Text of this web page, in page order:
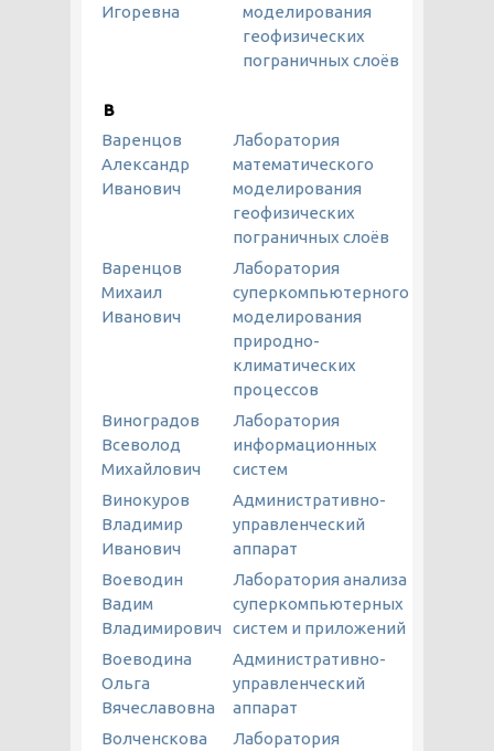
Игоревна
моделирования
геофизических
пограничных слоёв
В
Варенцoв
Александр
Иванович
Лаборатория
математического
моделирования
геофизических
пограничных слоёв
Варенцов
Михаил
Иванович
Лаборатория
суперкомпьютерного
моделирования
природно-
климатических
процессов
Виноградов
Всеволод
Михайлович
Лаборатория
информационных
систем
Винокуров
Владимир
Иванович
Административно-
управленческий
аппарат
Воеводин
Вадим
Владимирович
Лаборатория анализа
суперкомпьютерных
систем и приложений
Воеводина
Ольга
Вячеславовна
Административно-
управленческий
аппарат
Волченскова
Лаборатория